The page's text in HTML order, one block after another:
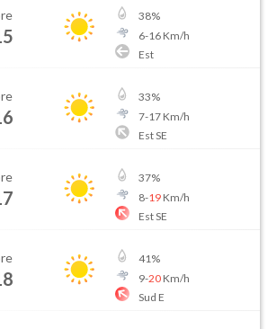
38%
6-16Km/h
Est
33%
7-17Km/h
Est SE
37%
8-19Km/h
Est SE
41%
9-20Km/h
Sud E